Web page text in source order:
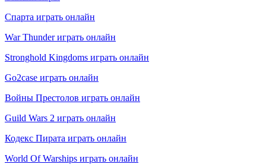
Спарта играть онлайн
War Thunder играть онлайн
Stronghold Kingdoms играть онлайн
Go2case играть онлайн
Войны Престолов играть онлайн
Guild Wars 2 играть онлайн
Кодекс Пирата играть онлайн
World Of Warships играть онлайн